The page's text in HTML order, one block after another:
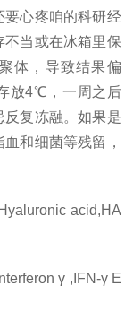
要心疼咱的科研经
不当或在冰箱里保
体，导致结果偏
放4℃ ，一周之后
复冻融。如果是
和细菌等残留，
acid,HA
γ ,IFN-γ E